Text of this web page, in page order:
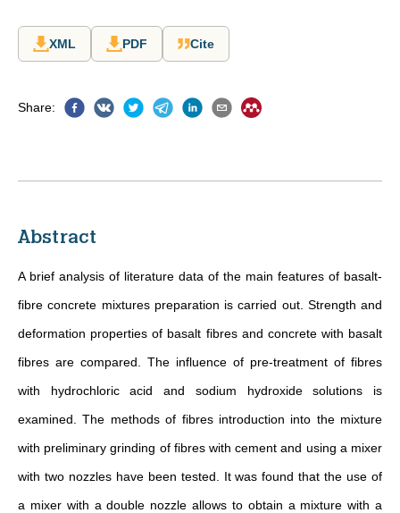
XML PDF Cite
Share:
Abstract
A brief analysis of literature data of the main features of basalt-
fibre concrete mixtures preparation is carried out. Strength and
deformation properties of basalt fibres and concrete with basalt
fibres are compared. The influence of pre-treatment of fibres
with hydrochloric acid and sodium hydroxide solutions is
examined. The methods of fibres introduction into the mixture
with preliminary grinding of fibres with cement and using a mixer
with two nozzles have been tested. It was found that the use of
a mixer with a double nozzle allows to obtain a mixture with a